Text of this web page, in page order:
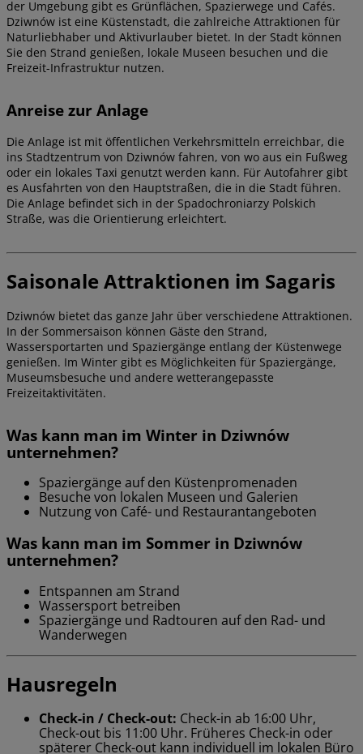
der Umgebung gibt es Grünflächen, Spazierwege und Cafés.
Dziwnów ist eine Küstenstadt, die zahlreiche Attraktionen für
Naturliebhaber und Aktivurlauber bietet. In der Stadt können
Sie den Strand genießen, lokale Museen besuchen und die
Freizeit-Infrastruktur nutzen.
Anreise zur Anlage
Die Anlage ist mit öffentlichen Verkehrsmitteln erreichbar, die
ins Stadtzentrum von Dziwnów fahren, von wo aus ein Fußweg
oder ein lokales Taxi genutzt werden kann. Für Autofahrer gibt
es Ausfahrten von den Hauptstraßen, die in die Stadt führen.
Die Anlage befindet sich in der Spadochroniarzy Polskich
Straße, was die Orientierung erleichtert.
Saisonale Attraktionen im Sagaris
Dziwnów bietet das ganze Jahr über verschiedene Attraktionen.
In der Sommersaison können Gäste den Strand,
Wassersportarten und Spaziergänge entlang der Küstenwege
genießen. Im Winter gibt es Möglichkeiten für Spaziergänge,
Museumsbesuche und andere wetterangepasste
Freizeitaktivitäten.
Was kann man im Winter in Dziwnów
unternehmen?
Spaziergänge auf den Küstenpromenaden
Besuche von lokalen Museen und Galerien
Nutzung von Café- und Restaurantangeboten
Was kann man im Sommer in Dziwnów
unternehmen?
Entspannen am Strand
Wassersport betreiben
Spaziergänge und Radtouren auf den Rad- und
Wanderwegen
Hausregeln
Check-in / Check-out: Check-in ab 16:00 Uhr,
Check-out bis 11:00 Uhr. Früheres Check-in oder
späterer Check-out kann individuell im lokalen Büro